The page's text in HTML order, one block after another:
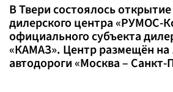
В Твери состоялось
дилерского центра «РУМОС-
официального субъекта
«КАМАЗ». Центр размещён на
автодороги «Москва – Санкт-